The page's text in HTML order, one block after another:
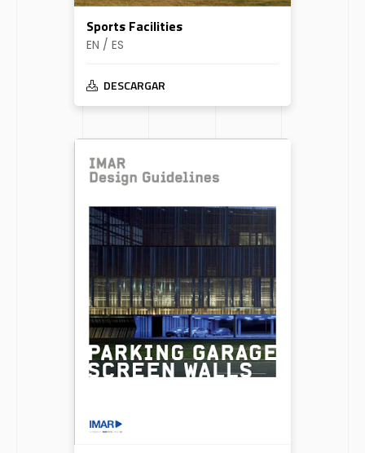
Sports Facilities
EN / ES
DESCARGAR